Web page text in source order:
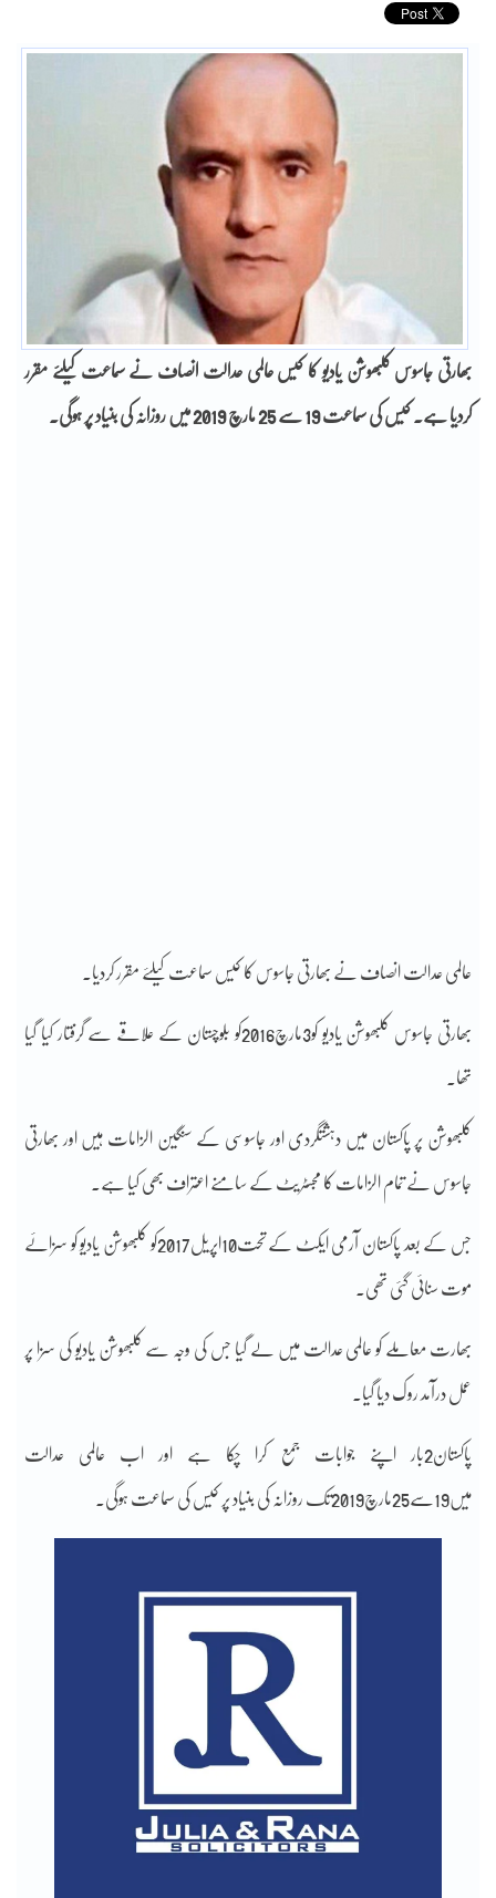
بھارتی جاسوس کلبھوشن یادیو کا کیس عالمی عدالت انصاف نے سماعت کیلئے مقرر
کردیا ہے۔ کیس کی سماعت 19 سے 25 مارچ 2019 میں روزانہ کی بنیاد پر ہوگی۔
عالمی عدالت انصاف نے بھارتی جاسوس کا کیس سماعت کیلئے مقرر کردیا۔
بھارتی جاسوس کلبھوشن یادیو کو3مارچ2016کو بلوچستان کے علاقے سے گرفتار کیا گیا
تھا۔
کلبھوشن پر پاکستان میں دہشتگردی اور جاسوسی کے سنگین الزامات ہیں اور بھارتی
جاسوس نے تمام الزامات کا مجسٹریٹ کے سامنے اعتراف بھی کیا ہے۔
جس کے بعد پاکستان آرمی ایکٹ کے تحت10اپریل2017کو کلبھوشن یادیو کو سزائے
موت سنائی گئی تھی۔
بھارت معاملے کو عالمی عدالت میں لے گیا جس کی وجہ سے کلبھوشن یادیو کی سزا پر
عمل درآمد روک دیا گیا۔
پاکستان2بار اپنے جوابات جمع کرا چکا ہے اور اب عالمی عدالت
میں19سے25مارچ2019تک روزانہ کی بنیاد پر کیس کی سماعت ہوگی۔